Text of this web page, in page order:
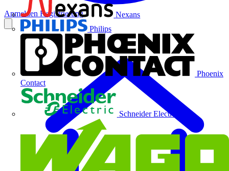
Nexans
Philips
Phoenix
Contact
Schneider Electric
Anmelden Registrierung